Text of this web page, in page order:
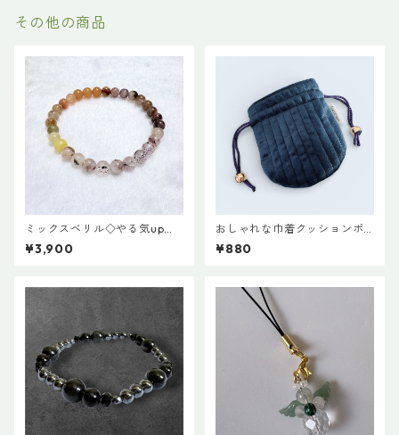
その他の商品
ミックスベリル◇やる気up系
ブレスレット
¥3,900
おしゃれな巾着クッションポ
ーチ♡ネイビー
¥880